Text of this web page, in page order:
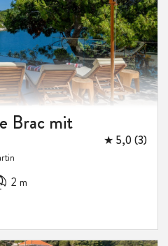
Brac mit
★ 5,0 (3)
2 m